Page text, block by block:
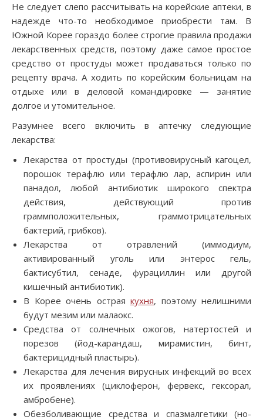
Не следует слепо рассчитывать на корейские аптеки, в
надежде что-то необходимое приобрести там. В
Южной Корее гораздо более строгие правила продажи
лекарственных средств, поэтому даже самое простое
средство от простуды может продаваться только по
рецепту врача. А ходить по корейским больницам на
отдыхе или в деловой командировке — занятие
долгое и утомительное.
Разумнее всего включить в аптечку следующие
лекарства:
Лекарства от простуды (противовирусный кагоцел,
порошок терафлю или терафлю лар, аспирин или
панадол, любой антибиотик широкого спектра
действия, действующий против
граммположительных, граммотрицательных
бактерий, грибков).
Лекарства от отравлений (иммодиум,
активированный уголь или энтерос гель,
бактисубтил, сенаде, фурациллин или другой
кишечный антибиотик).
В Корее очень острая кухня, поэтому нелишними
будут мезим или малаокс.
Средства от солнечных ожогов, натертостей и
порезов (йод-карандаш, мирамистин, бинт,
бактерицидный пластырь).
Лекарства для лечения вирусных инфекций во всех
их проявлениях (циклоферон, фервекс, гексорал,
амбробене).
Обезболивающие средства и спазмалгетики (но-